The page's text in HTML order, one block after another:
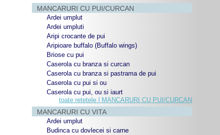
MANCARURI CU PUI/CURCAN
Ardei umplut
Ardei umpluti
Aripi crocante de pui
Aripioare buffalo (Buffalo wings)
Briose cu pui
Caserola cu branza si curcan
Caserola cu branza si pastrama de pui
Caserola cu pui si ou
Caserola cu pui, ou si iaurt
toate retetele | MANCARURI CU PUI/CURCAN
MANCARURI CU VITA
Ardei umplut
Budinca cu dovlecei si carne